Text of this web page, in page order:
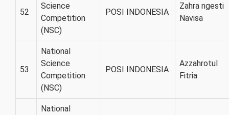
52
Science
Competition
(NSC)
POSI INDONESIA
Zahra ngesti
Navisa
53
National
Science
Competition
(NSC)
POSI INDONESIA
Azzahrotul
Fitria
National